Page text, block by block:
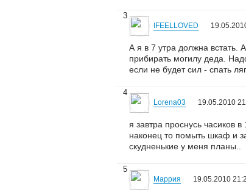
3
IFEELLOVED
А я в 7 утра должна встать.
прибирать могилу деда.
если не будет сил - спать
4
Lorena03 19.05.2010
я завтра проснусь часиков
наконец то помыть шкаф и
скудненькие у меня планы..
5
Маррия 19.05.2010